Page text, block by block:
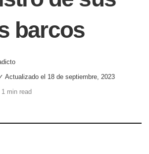
barcos
Actualizado el 18 de septiembre, 2023
min read